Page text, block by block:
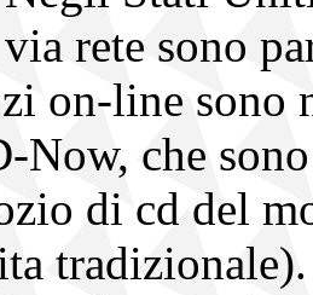
rete sono
on-line
Now, che
di cd del